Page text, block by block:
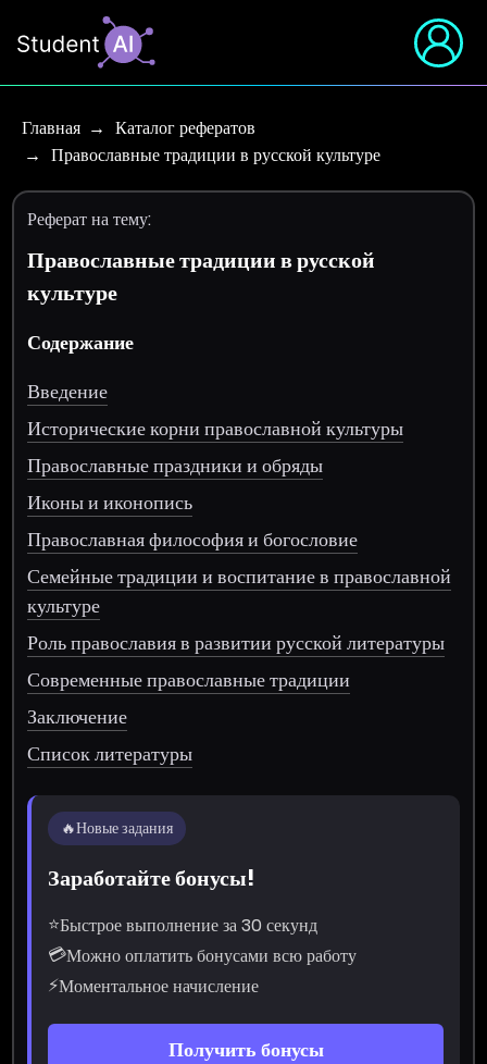
Главная
Каталог рефератов
Православные традиции в русской культуре
Реферат на тему:
Православные традиции в русской
культуре
Содержание
Введение
Исторические корни православной культуры
Православные праздники и обряды
Иконы и иконопись
Православная философия и богословие
Семейные традиции и воспитание в православной
культуре
Роль православия в развитии русской литературы
Современные православные традиции
Заключение
Список литературы
🔥Новые задания
Заработайте бонусы!
⭐Быстрое выполнение за 30 секунд
💳Можно оплатить бонусами всю работу
⚡Моментальное начисление
Получить бонусы